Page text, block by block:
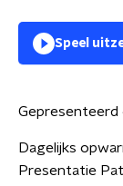
Speel
Gepresenteerd
Dagelijks
Presentatie